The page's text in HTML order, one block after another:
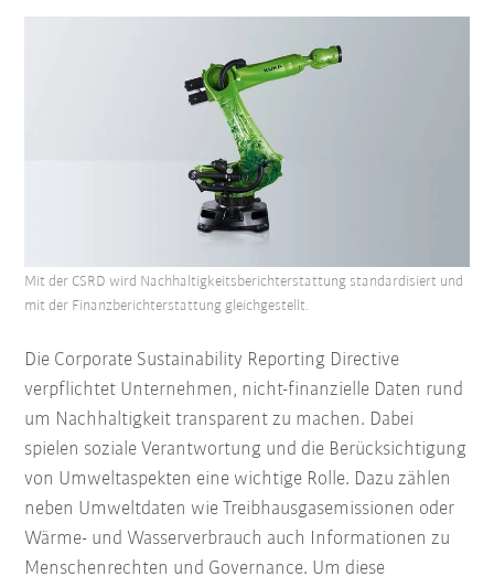
Die Corporate Sustainability Reporting Directive
verpflichtet Unternehmen, nicht-finanzielle Daten rund
um Nachhaltigkeit transparent zu machen. Dabei
spielen soziale Verantwortung und die Berücksichtigung
von Umweltaspekten eine wichtige Rolle. Dazu zählen
neben Umweltdaten wie Treibhausgasemissionen oder
Wärme- und Wasserverbrauch auch Informationen zu
Menschenrechten und Governance. Um diese
Mit der CSRD wird Nachhaltigkeitsberichterstattung standardisiert und
mit der Finanzberichterstattung gleichgestellt.